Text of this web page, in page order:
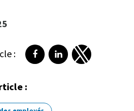
: Partager sur Facebook
Partager surPartager sur
: